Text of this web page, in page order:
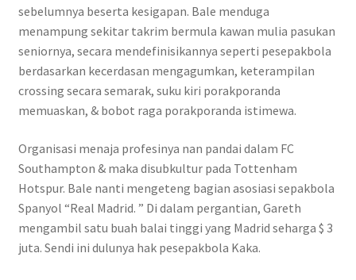
sebelumnya beserta kesigapan. Bale menduga
menampung sekitar takrim bermula kawan mulia pasukan
seniornya, secara mendefinisikannya seperti pesepakbola
berdasarkan kecerdasan mengagumkan, keterampilan
crossing secara semarak, suku kiri porakporanda
memuaskan, & bobot raga porakporanda istimewa.
Organisasi menaja profesinya nan pandai dalam FC
Southampton & maka disubkultur pada Tottenham
Hotspur. Bale nanti mengeteng bagian asosiasi sepakbola
Spanyol “Real Madrid. ” Di dalam pergantian, Gareth
mengambil satu buah balai tinggi yang Madrid seharga $ 3
juta. Sendi ini dulunya hak pesepakbola Kaka.